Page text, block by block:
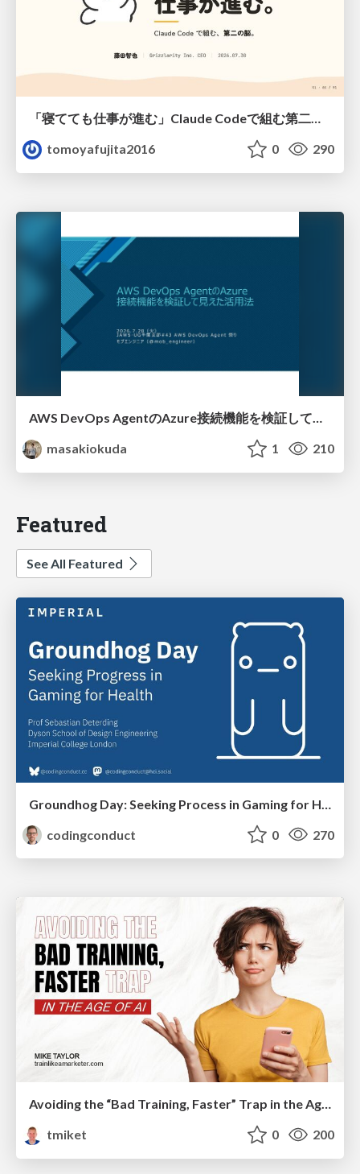
tomoyafujita2016
0 290
AWS DevOps AgentのAzure接続機能を検証して見えた活用法／Use Cases Verified for the AWS DevOps Agent's Azure Connectivity Feature
masakiokuda
1 210
Featured
See All Featured
codingconduct
0 270
Avoiding the “Bad Training, Faster” Trap in the Age of AI
tmiket
0 200